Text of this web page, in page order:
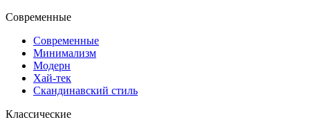
Современные
Современные
Минимализм
Модерн
Хай-тек
Скандинавский стиль
Классические